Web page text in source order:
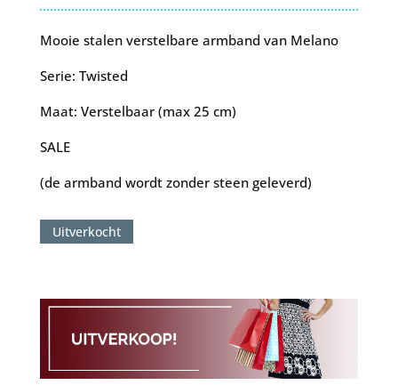
prijs
was:
prijs
is:
Mooie stalen verstelbare armband van Melano
Serie: Twisted
Maat: Verstelbaar (max 25 cm)
SALE
(de armband wordt zonder steen geleverd)
Uitverkocht